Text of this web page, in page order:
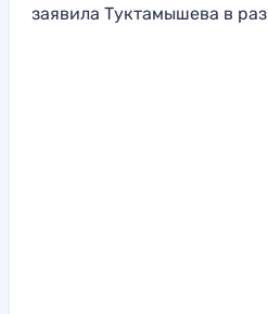
заявила Туктамышева в